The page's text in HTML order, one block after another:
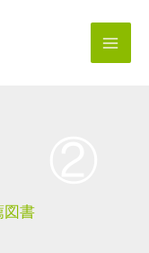
図書